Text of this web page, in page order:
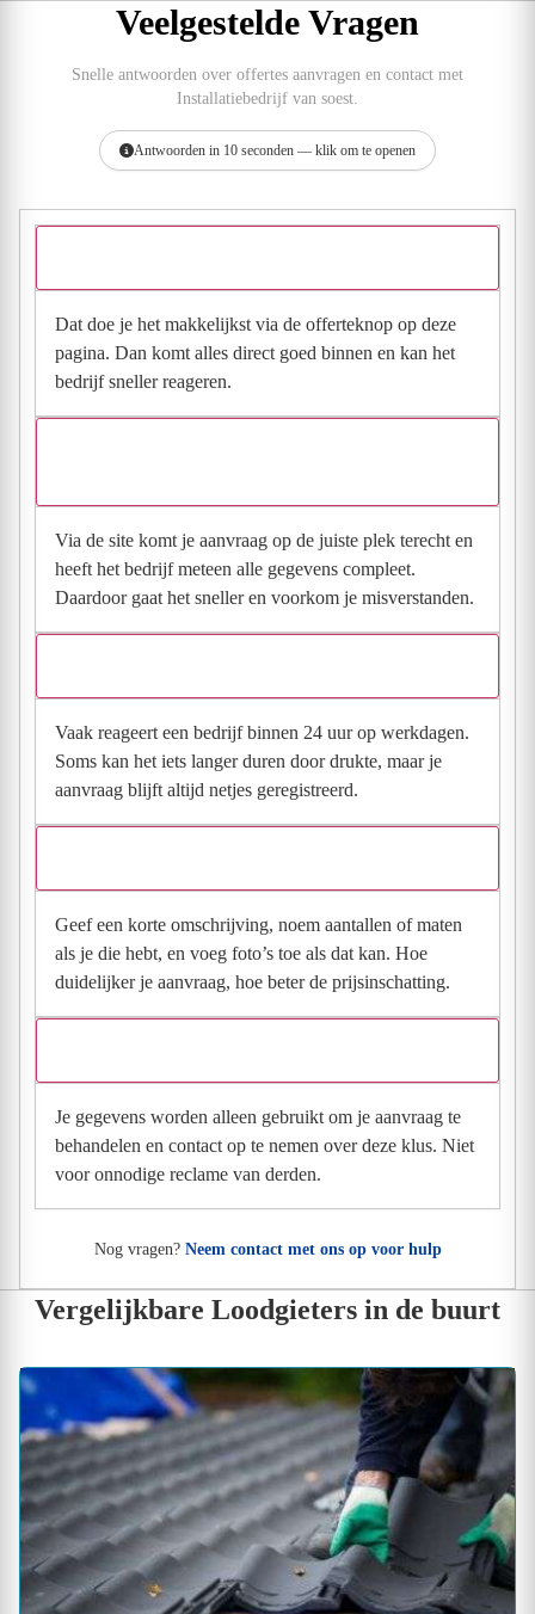
Veelgestelde Vragen
Snelle antwoorden over offertes aanvragen en contact met
Installatiebedrijf van soest.
Antwoorden in 10 seconden — klik om te openen
Dat doe je het makkelijkst via de offerteknop op deze
pagina. Dan komt alles direct goed binnen en kan het
bedrijf sneller reageren.
Via de site komt je aanvraag op de juiste plek terecht en
heeft het bedrijf meteen alle gegevens compleet.
Daardoor gaat het sneller en voorkom je misverstanden.
Vaak reageert een bedrijf binnen 24 uur op werkdagen.
Soms kan het iets langer duren door drukte, maar je
aanvraag blijft altijd netjes geregistreerd.
Geef een korte omschrijving, noem aantallen of maten
als je die hebt, en voeg foto’s toe als dat kan. Hoe
duidelijker je aanvraag, hoe beter de prijsinschatting.
Je gegevens worden alleen gebruikt om je aanvraag te
behandelen en contact op te nemen over deze klus. Niet
voor onnodige reclame van derden.
Nog vragen? Neem contact met ons op voor hulp
Vergelijkbare Loodgieters in de buurt